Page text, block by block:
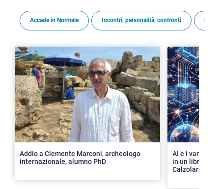
Accade in Normale Incontri, personalità, confronti
Addio a Clemente Marconi, archeologo
internazionale, alumno PhD
AI e i vantaggi
in un libro con
Calzolari
>